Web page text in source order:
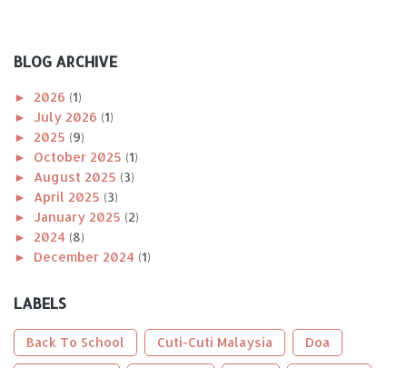
BLOG ARCHIVE
► 2026 (1)
► July 2026 (1)
► 2025 (9)
► October 2025 (1)
► August 2025 (3)
► April 2025 (3)
► January 2025 (2)
► 2024 (8)
► December 2024 (1)
► October 2024
► April 2024 (1)
►January 2024(2)
LABELS
Back To School Cuti-Cuti Malaysia Doa